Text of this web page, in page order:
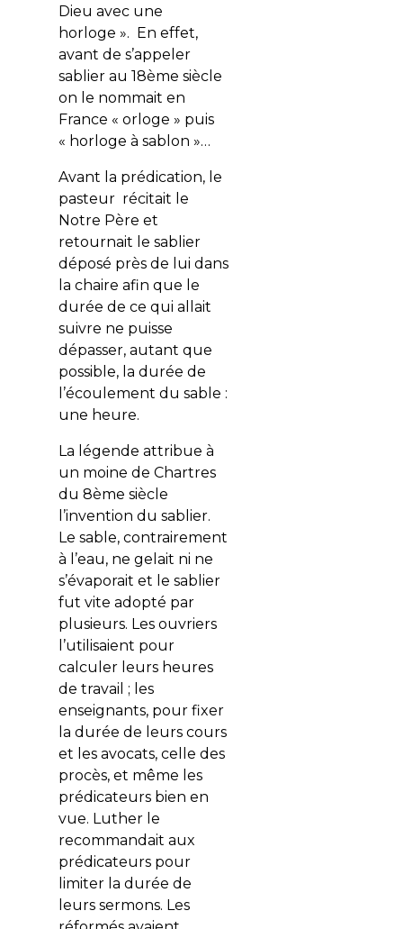
Dieu avec une
horloge ». En effet,
avant de s’appeler
sablier au 18ème siècle
on le nommait en
France « orloge » puis
« horloge à sablon »…
Avant la prédication, le
pasteur récitait le
Notre Père et
retournait le sablier
déposé près de lui dans
la chaire afin que le
durée de ce qui allait
suivre ne puisse
dépasser, autant que
possible, la durée de
l’écoulement du sable :
une heure.
La légende attribue à
un moine de Chartres
du 8ème siècle
l’invention du sablier.
Le sable, contrairement
à l’eau, ne gelait ni ne
s’évaporait et le sablier
fut vite adopté par
plusieurs. Les ouvriers
l’utilisaient pour
calculer leurs heures
de travail ; les
enseignants, pour fixer
la durée de leurs cours
et les avocats, celle des
procès, et même les
prédicateurs bien en
vue. Luther le
recommandait aux
prédicateurs pour
limiter la durée de
leurs sermons. Les